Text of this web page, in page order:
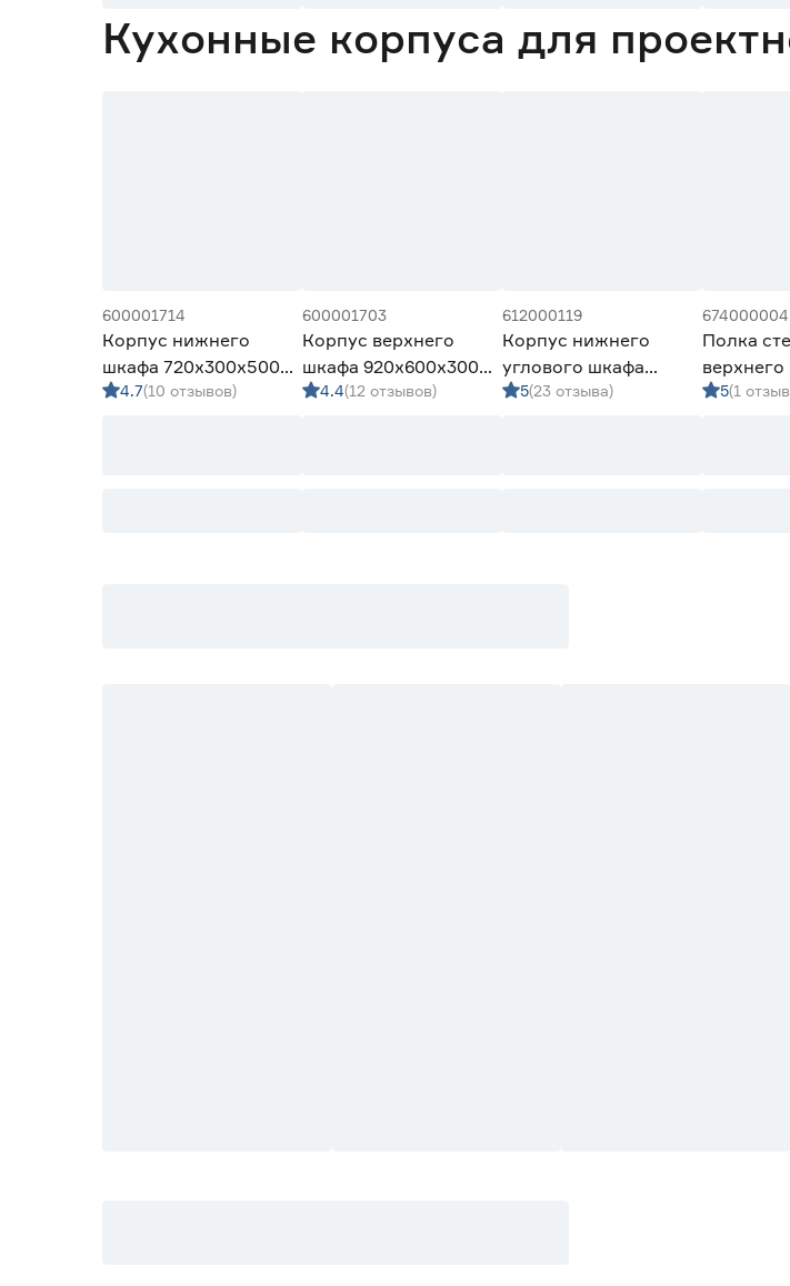
Кухонные корпуса для
600001714
Корпус нижнего
шкафа 720х300х500
мм белый
4.7(10 отзывов)
600001703
Корпус верхнего
шкафа 920х600х300
мм белый
4.4(12 отзывов)
612000119
Корпус нижнего
углового шкафа
720х800(1000)х511 мм
5(23 отзыва)
674000004
Полка
базу 400
5(1